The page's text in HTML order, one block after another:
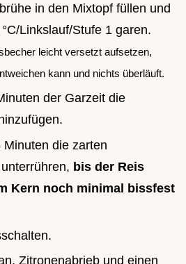
in den Mixtopf füllen und
Linkslauf/Stufe 1 garen.
leicht versetzt aufsetzen,
kann und nichts überläuft.
der Garzeit die
die zarten
bis der Reis
Kern noch minimal bissfest
Zitronenabrieb und einen